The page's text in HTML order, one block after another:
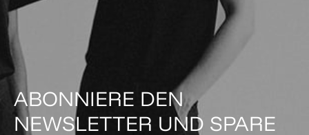
ABONNIERE DEN
NEWSLETTER UND SPARE